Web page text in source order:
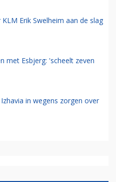
Erik Swelheim aan de slag
met Esbjerg: 'scheelt zeven
in wegens zorgen over